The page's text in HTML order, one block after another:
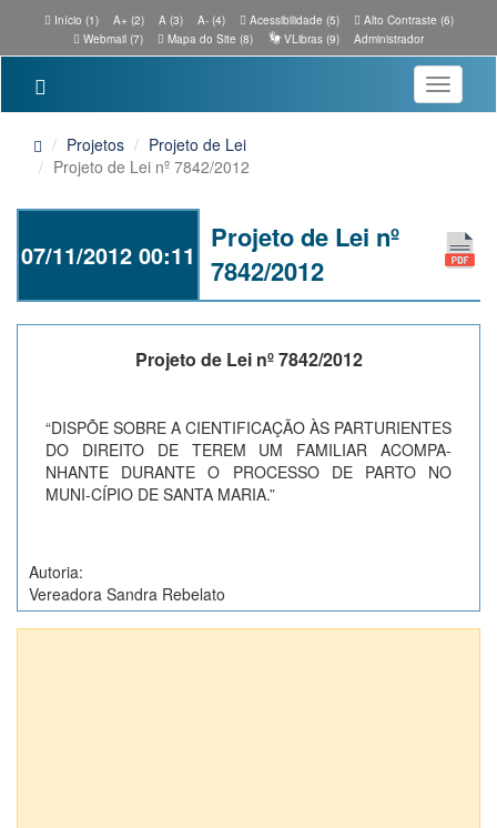
Início (1) A+ (2) A (3) A- (4) Acessibilidade (5)
Alto Contraste (6)
Webmail (7)
Mapa do Site (8) VLibras (9) Administrador
Toggle
Projetos
Projeto de Lei
Projeto de Lei nº 7842/2012
07/11/2012 00:11
Projeto de Lei nº
7842/2012
Projeto de Lei nº 7842/2012
“DISPÕE SOBRE A CIENTIFICAÇÃO ÀS PARTURIENTES
DO DIREITO DE TEREM UM FAMILIAR ACOMPA-
NHANTE DURANTE O PROCESSO DE PARTO NO
MUNI-CÍPIO DE SANTA MARIA.”
Autoria:
Vereadora Sandra Rebelato